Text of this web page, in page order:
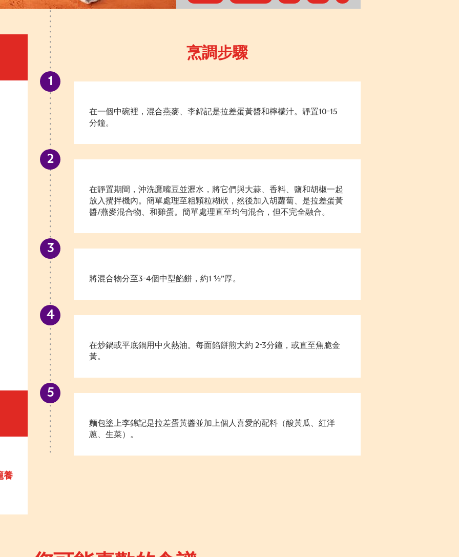
養
烹調步驟
在一個中碗裡，混合燕麥、李錦記是拉差蛋黃醬和檸檬汁。靜置10-15
分鐘。
在靜置期間，沖洗鷹嘴豆並瀝水，將它們與大蒜、香料、鹽和胡椒一起
放入攪拌機內。簡單處理至粗顆粒糊狀，然後加入胡蘿蔔、是拉差蛋黃
醬/燕麥混合物、和雞蛋。簡單處理直至均勻混合，但不完全融合。
將混合物分至3-4個中型餡餅，約1 ½”厚。
在炒鍋或平底鍋用中火熱油。每面餡餅煎大約 2-3分鐘，或直至焦脆金
黃。
麵包塗上李錦記是拉差蛋黃醬並加上個人喜愛的配料（酸黃瓜、紅洋
蔥、生菜）。